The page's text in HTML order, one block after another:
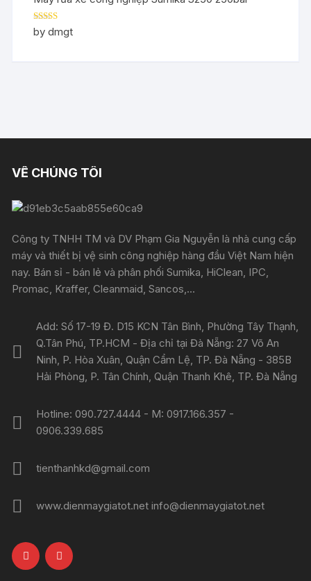
Rated5out
of 5
by dmgt
VỀ CHÚNG TÔI
Công ty TNHH TM và DV Phạm Gia Nguyễn là nhà cung cấp
máy và thiết bị vệ sinh công nghiệp hàng đầu Việt Nam hiện
nay. Bán sỉ - bán lẻ và phân phối Sumika, HiClean, IPC,
Promac, Kraffer, Cleanmaid, Sancos,...
Add: Số 17-19 Đ. D15 KCN Tân Bình, Phường Tây Thạnh,
Q.Tân Phú, TP.HCM - Địa chỉ tại Đà Nẵng: 27 Võ An
Ninh, P. Hòa Xuân, Quận Cẩm Lệ, TP. Đà Nẵng - 385B
Hải Phòng, P. Tân Chính, Quận Thanh Khê, TP. Đà Nẵng
Hotline: 090.727.4444 - M: 0917.166.357 -
0906.339.685
tienthanhkd@gmail.com
www.dienmaygiatot.net info@dienmaygiatot.net